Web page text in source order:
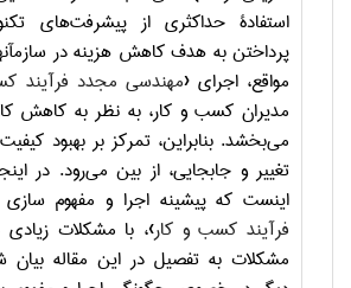
استفادۀ حداکثری از پیشرفت‌های
پرداختن به هدف کاهش هزینه در
مواقع، اجرای ‹مهندسی مجدد فرآیند
مدیران کسب و کار، به نظر به کاهش
می‌بخشد. بنابراین، تمرکز بر بهبود
تغییر و جابجایی، از بین می‌رود. در
اینست که پیشینه اجرا و مفهوم
فرآیند کسب و کار›، با مشکلات
مشکلات به تفصیل در این مقاله بیان